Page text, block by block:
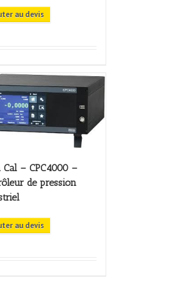
au devis
Cal – CPC4000 –
de pression
au devis